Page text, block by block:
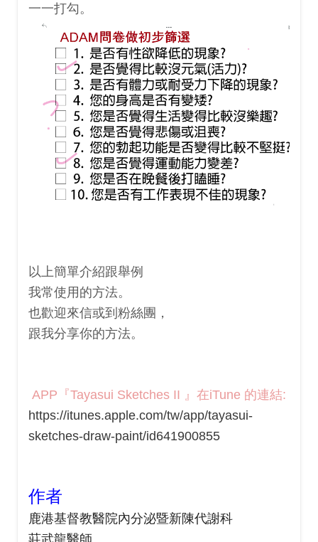
一一打勾。
以上簡單介紹跟舉例
我常使用的方法。
也歡迎來信或到粉絲團，
跟我分享你的方法。
APP『Tayasui Sketches II 』在iTune 的連結:
https://itunes.apple.com/tw/app/tayasui-
sketches-draw-paint/id641900855
作者
鹿港基督教醫院內分泌暨新陳代謝科
莊武龍醫師